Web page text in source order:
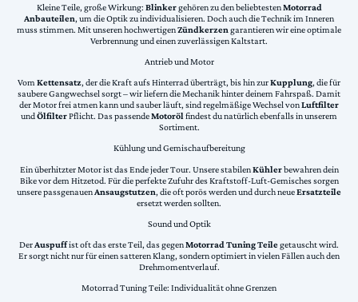
Kleine Teile, große Wirkung: Blinkergehören zu den beliebtestenMotorrad
Anbauteilen, um die Optik zu individualisieren. Doch auch die Technik im Inneren
muss stimmen. Mit unseren hochwertigenZündkerzen garantieren wir eine optimale
Verbrennung und einen zuverlässigen Kaltstart.
Antrieb und Motor
VomKettensatz, der die Kraft aufs Hinterrad überträgt, bis hin zurKupplung, die für
saubere Gangwechsel sorgt – wir liefern die Mechanik hinter deinem Fahrspaß. Damit
der Motor frei atmen kann und sauber läuft, sind regelmäßige Wechsel vonLuftfilter
undÖlfilterPflicht. Das passendeMotorölfindest du natürlich ebenfalls in unserem
Sortiment.
Kühlung und Gemischaufbereitung
Ein überhitzter Motor ist das Ende jeder Tour. Unsere stabilenKühlerbewahren dein
Bike vor dem Hitzetod. Für die perfekte Zufuhr des Kraftstoff-Luft-Gemisches sorgen
unsere passgenauenAnsaugstutzen, die oft porös werden und durch neueErsatzteile
ersetzt werden sollten.
Sound und Optik
DerAuspuffist oft das erste Teil, das gegenMotorrad Tuning Teilegetauscht wird.
Er sorgt nicht nur für einen satteren Klang, sondern optimiert in vielen Fällen auch den
Drehmomentverlauf.
Motorrad Tuning Teile: Individualität ohne Grenzen